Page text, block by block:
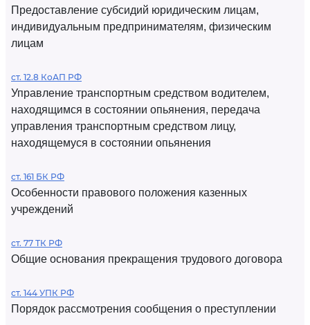
Предоставление субсидий юридическим лицам,
индивидуальным предпринимателям, физическим
лицам
ст. 12.8 КоАП РФ
Управление транспортным средством водителем,
находящимся в состоянии опьянения, передача
управления транспортным средством лицу,
находящемуся в состоянии опьянения
ст. 161 БК РФ
Особенности правового положения казенных
учреждений
ст. 77 ТК РФ
Общие основания прекращения трудового договора
ст. 144 УПК РФ
Порядок рассмотрения сообщения о преступлении